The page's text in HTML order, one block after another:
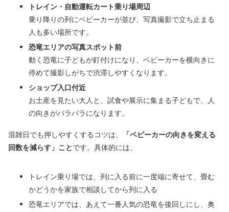
トレイン・自動運転カート乗り場周辺
乗り降りの列にベビーカーが並び、写真撮影で立ち止まる
人も多い場所です。
恐竜エリアの写真スポット前
動く恐竜に子どもが釘付けになり、ベビーカーを横向きに
停めて撮影しがちで渋滞しやすくなります。
ショップ入口付近
お土産を見たい大人と、試食や展示に集まる子どもで、人
の向きがバラバラになります。
混雑日でも押しやすくするコツは、
「ベビーカーの向きを変える
回数を減らす」ことです。具体的には、
トレイン乗り場では、列に入る前に一度端に寄せて、畳む
かどうかを家族で相談してから列に入る
恐竜エリアでは、あえて一番人気の恐竜を後回しにし、奥